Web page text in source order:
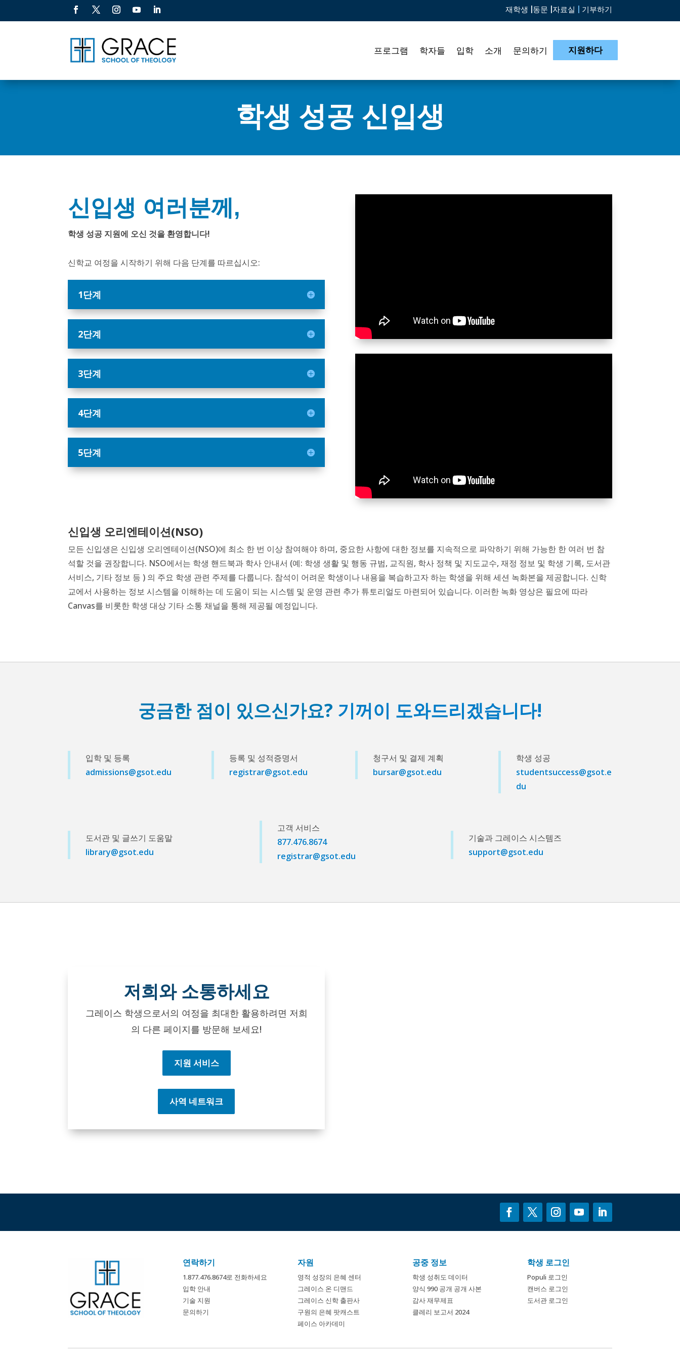
재학생 | 동문 | 자료실 기부하기
프로그램 학자들 입학 소개 문의하기 지원하다
학생 성공 신입생
신입생 여러분께,
학생 성공 지원에 오신 것을 환영합니다!
신학교 여정을 시작하기 위해 다음 단계를 따르십시오:
1단계
2단계
3단계
4단계
5단계
신입생 오리엔테이션(NSO)
모든 신입생은 신입생 오리엔테이션(NSO)에 최소 한 번 이상 참여해야 하며, 중요한 사항에 대한 정보를 지속적으로 파악하기 위해 가능한 한 여러 번 참
석할 것을 권장합니다. NSO에서는 학생 핸드북과 학사 안내서 (예: 학생 생활 및 행동 규범, 교직원, 학사 정책 및 지도교수, 재정 정보 및 학생 기록, 도서관
서비스, 기타 정보 등 ) 의 주요 학생 관련 주제를 다룹니다. 참석이 어려운 학생이나 내용을 복습하고자 하는 학생을 위해 세션 녹화본을 제공합니다. 신학
교에서 사용하는 정보 시스템을 이해하는 데 도움이 되는 시스템 및 운영 관련 추가 튜토리얼도 마련되어 있습니다. 이러한 녹화 영상은 필요에 따라
Canvas를 비롯한 학생 대상 기타 소통 채널을 통해 제공될 예정입니다.
궁금한 점이 있으신가요? 기꺼이 도와드리겠습니다!
입학 및 등록
admissions@gsot.edu
등록 및 성적증명서
registrar@gsot.edu
청구서 및 결제 계획
bursar@gsot.edu
학생 성공
studentsuccess@gsot.e
du
도서관 및 글쓰기 도움말
library@gsot.edu
고객 서비스
877.476.8674
registrar@gsot.edu
기술과 그레이스 시스템즈
support@gsot.edu
저희와 소통하세요
그레이스 학생으로서의 여정을 최대한 활용하려면 저희
의 다른 페이지를 방문해 보세요!
지원 서비스
사역 네트워크
연락하기
1.877.476.8674로 전화하세요
입학 안내
기술 지원
문의하기
자원
영적 성장의 은혜 센터
그레이스 온 디맨드
그레이스 신학 출판사
구원의 은혜 팟캐스트
페이스 아카데미
공중 정보
학생 성취도 데이터
양식 990 공개 공개 사본
감사 재무제표
클레리 보고서 2024
학생 로그인
Populi 로그인
캔버스 로그인
도서관 로그인